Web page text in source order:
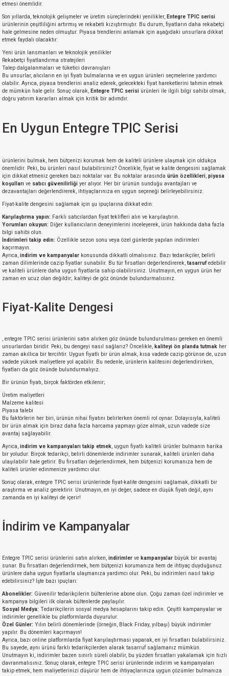
etmesi önemlidir.
Son yıllarda, teknolojik gelişmeler ve üretim süreçlerindeki yenilikler, Entegre TPIC serisi
ürünlerinin çeşitliliğini artırmış ve rekabeti kızıştırmıştır. Bu durum, fiyatların daha rekabetçi
hale gelmesine neden olmuştur. Piyasa trendlerini anlamak için aşağıdaki unsurlara dikkat
etmek faydalı olacaktır:
Yeni ürün lansmanları ve teknolojik yenilikler
Rekabetçi fiyatlandırma stratejileri
Talep dalgalanmaları ve tüketici davranışları
Bu unsurlar, alıcıların en iyi fiyatı bulmalarına ve en uygun ürünleri seçmelerine yardımcı
olabilir. Ayrıca, piyasa trendlerini analiz ederek, gelecekteki fiyat hareketlerini tahmin etmek
de mümkün hale gelir. Sonuç olarak,
Entegre TPIC serisi ürünleri ile ilgili bilgi sahibi olmak,
doğru yatırım kararları almak için kritik bir adımdır.
En Uygun Entegre TPIC Serisi
ürünlerini bulmak, hem bütçenizi korumak hem de kaliteli ürünlere ulaşmak için oldukça
önemlidir. Peki, bu ürünleri nasıl bulabilirsiniz? Öncelikle, fiyat ve kalite dengesini sağlamak
için dikkat etmeniz gereken bazı noktalar var. Bu noktalar arasında ürün özellikleri piyasa
koşulları ve satıcı güvenilirliği yer alıyor. Her bir ürünün sunduğu avantajları ve
dezavantajları değerlendirerek, ihtiyaçlarınıza en uygun seçeneği belirleyebilirsiniz.
Fiyat-kalite dengesini sağlamak için şu ipuçlarına dikkat edin:
Karşılaştırma yapın: Farklı satıcılardan fiyat teklifleri alın ve karşılaştırın.
Yorumları okuyun: Diğer kullanıcıların deneyimlerini inceleyerek, ürün hakkında daha fazla
bilgi sahibi olun.
İndirimleri takip edin: Özellikle sezon sonu veya özel günlerde yapılan indirimleri
kaçırmayın.
Ayrıca, indirim ve kampanyalar konusunda dikkatli olmalısınız. Bazı tedarikçiler, belirli
zaman dilimlerinde cazip fiyatlar sunabilir. Bu tür fırsatları değerlendirerek, tasarrufedebilir
ve kaliteli ürünlere daha uygun fiyatlarla sahip olabilirsiniz. Unutmayın, en uygun ürün her
zaman en ucuz olan değildir; kaliteyi de göz önünde bulundurmalısınız.
Fiyat-Kalite Dengesi
, entegre TPIC serisi ürünlerini satın alırken göz önünde bulundurulması gereken en önemli
unsurlardan biridir. Peki, bu dengeyi nasıl sağlarız? Öncelikle,
kaliteyi ön planda tutmak her
zaman akıllıca bir tercihtir. Uygun fiyatlı bir ürün almak, kısa vadede cazip görünse de, uzun
vadede yüksek maliyetlere yol açabilir. Bu nedenle, ürünlerin kalitesini değerlendirirken,
fiyatları da göz önünde bulundurmalıyız.
Bir ürünün fiyatı, birçok faktörden etkilenir;
Üretim maliyetleri
Malzeme kalitesi
Piyasa talebi
Bu faktörlerin her biri, ürünün nihai fiyatını belirlerken önemli rol oynar. Dolayısıyla, kaliteli
bir ürün almak için biraz daha fazla harcama yapmayı göze almak, uzun vadede size
avantaj sağlayabilir.
Ayrıca, indirim ve kampanyaları takip etmek , uygun fiyatlı kaliteli ürünler bulmanın harika
bir yoludur. Birçok tedarikçi, belirli dönemlerde indirimler sunarak, kaliteli ürünleri daha
ulaşılabilir hale getirir. Bu fırsatları değerlendirmek, hem bütçenizi korumanıza hem de
kaliteli ürünler edinmenize yardımcı olur.
Sonuç olarak, entegre TPIC serisi ürünlerinde fiyat-kalite dengesini sağlamak, dikkatli bir
araştırma ve analiz gerektirir. Unutmayın, en iyi değer, sadece en düşük fiyatı değil, aynı
zamanda en iyi kaliteyi de içerir!
İndirim ve Kampanyalar
Entegre TPIC serisi ürünlerini satın alırken, indirimler ve kampanyalar büyük bir avantaj
sunar. Bu fırsatları değerlendirmek, hem bütçenizi korumanıza hem de ihtiyaç duyduğunuz
ürünlere daha uygun fiyatlarla ulaşmanıza yardımcı olur. Peki, bu indirimleri nasıl takip
edebilirsiniz? İşte bazı ipuçları:
Abonelikler: Güvenilir tedarikçilerin bültenlerine abone olun. Çoğu zaman özel indirimler ve
kampanya bilgileri ilk olarak bültenlerde paylaşılır.
Sosyal Medya: Tedarikçilerin sosyal medya hesaplarını takip edin. Çeşitli kampanyalar ve
indirimler genellikle bu platformlarda duyurulur.
Özel Günler: Yılın belirli dönemlerinde (örneğin, Black Friday, yılbaşı) büyük indirimler
yapılır. Bu dönemleri kaçırmayın!
Ayrıca, bazı online platformlarda fiyat karşılaştırması yaparak, en iyi fırsatları bulabilirsiniz.
Bu sayede, aynı ürünü farklı tedarikçilerden alarak tasarruf sağlamanız mümkün.
Unutmayın ki, indirimler bazen sınırlı süreli olabilir, bu yüzden fırsatları yakalamak için hızlı
davranmalısınız. Sonuç olarak, entegre TPIC serisi ürünlerinde indirim ve kampanyaları
takip etmek, hem maliyetlerinizi düşürür hem de ihtiyaçlarınıza uygun çözümler bulmanıza